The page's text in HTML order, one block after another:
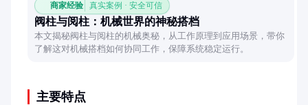
商家经验 真实案例 · 安全可信
阀柱与阅柱：机械世界的神秘搭档
本文揭秘阀柱与阅柱的机械奥秘，从工作原理到应用场景，带你
了解这对机械搭档如何协同工作，保障系统稳定运行。
主要特点